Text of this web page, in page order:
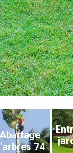
Abattage
74